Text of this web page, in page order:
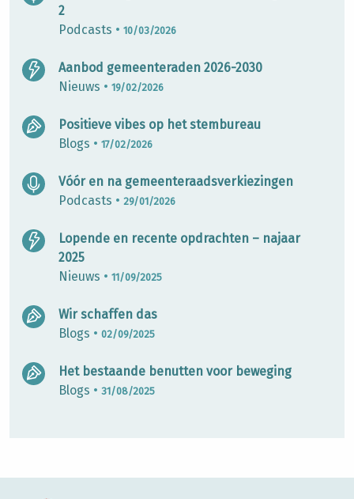
2
Podcasts • 10/03/2026
Aanbod gemeenteraden 2026-2030
Nieuws • 19/02/2026
Positieve vibes op het stembureau
Blogs • 17/02/2026
Vóór en na gemeenteraadsverkiezingen
Podcasts • 29/01/2026
Lopende en recente opdrachten – najaar
2025
Nieuws • 11/09/2025
Wir schaffen das
Blogs • 02/09/2025
Het bestaande benutten voor beweging
Blogs • 31/08/2025